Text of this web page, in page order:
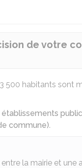
de votre
500 habitants sont
établissements
commune).
la mairie et une